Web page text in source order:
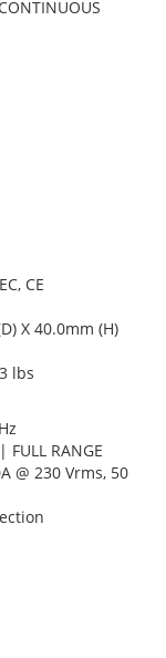
CE
X 40.0mm (H)
lbs
FULL RANGE
@ 230 Vrms, 50